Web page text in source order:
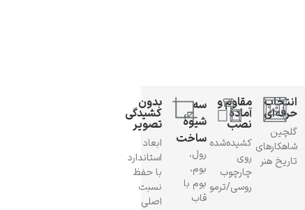
انتخاب
حرفه‌ای
گلچین
شاهکارهای
تاریخ هنر
مقاوم و
آمادهٔ
نصب
کشیده‌شده
روی
چارچوب
روسی/ترمو
سه
شیوهٔ
ساخت
رول،
بوم،
بوم با
قاب
بدون
کشیدگی
تصویر
ابعاد
استاندارد
با حفظ
نسبت
اصلی